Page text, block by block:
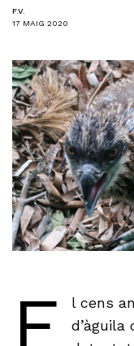
F.V.
17 MAIG 2020
E
l cens
d’àguila